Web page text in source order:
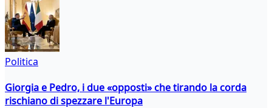
Politica
Giorgia e Pedro, i due «opposti» che tirando la corda
rischiano di spezzare l'Europa